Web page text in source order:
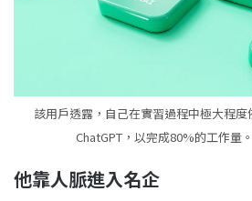
該用戶透露，自己在實習過程中極大程
ChatGPT，以完成80%的工作量。
他靠人脈進入名企